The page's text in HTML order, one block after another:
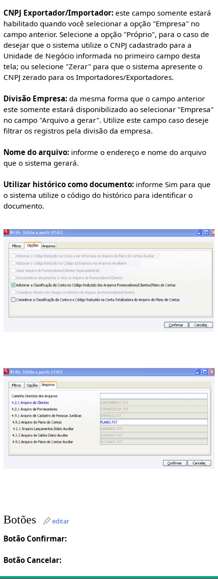
CNPJ Exportador/Importador:este campo somente estará
habilitado quando você selecionar a opção "Empresa" no
campo anterior. Selecione a opção "Próprio", para o caso de
desejar que o sistema utilize o CNPJ cadastrado para a
Unidade de Negócio informada no primeiro campo desta
tela; ou selecione "Zerar" para que o sistema apresente o
CNPJ zerado para os Importadores/Exportadores.
Divisão Empresa:da mesma forma que o campo anterior
este somente estará disponibilizado ao selecionar "Empresa"
no campo "Arquivo a gerar". Utilize este campo caso deseje
filtrar os registros pela divisão da empresa.
Nome do arquivo:informe o endereço e nome do arquivo
que o sistema gerará.
Utilizar histórico como documento:informe Sim para que
o sistema utilize o código do histórico para identificar o
documento.
Botões editar
Botão Confirmar:
Botão Cancelar: